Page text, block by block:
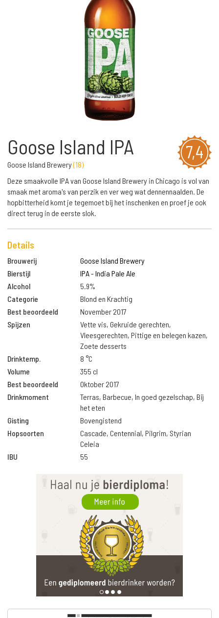
7,4
Goose Island IPA
Goose Island Brewery(18)
Deze smaakvolle IPA van Goose Island Brewery in Chicago is vol van
smaak met aroma's van perzik en ver weg wat dennennaalden. De
hopbitterheid komt je tegemoet bij het inschenken en proef je ook
direct terug in de eerste slok.
Details
Brouwerij
Goose Island Brewery
Bierstijl
IPA - India Pale Ale
Alcohol
5.9%
Categorie
Blond en Krachtig
Best beoordeeld
November 2017
Spijzen
Vette vis, Gekruide gerechten,
Vleesgerechten, Pittige en belegen kazen,
Zoete desserts
Drinktemp.
8 °C
Volume
355 cl
Best beoordeeld
Oktober 2017
Drinkmoment
Terras, Barbecue, In goed gezelschap, Bij
het eten
Gisting
Bovengistend
Hopsoorten
Cascade, Centennial, Pilgrim, Styrian
Celeia
IBU
55